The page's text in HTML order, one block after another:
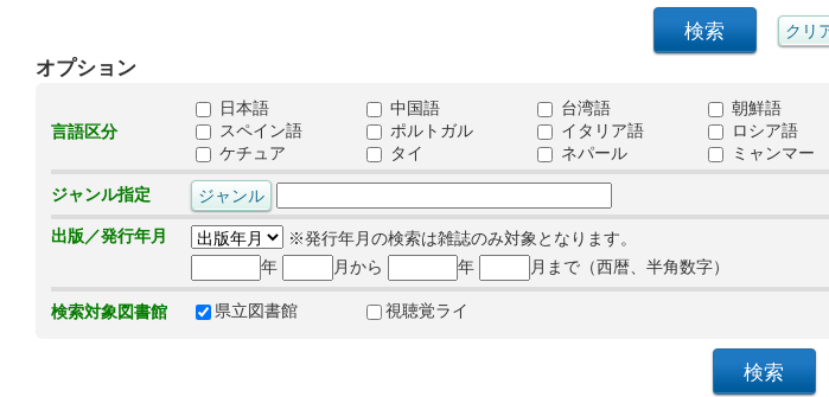
オプション
言語区分
日本語 中国語 台湾語 朝鮮語
スペイン語
ポルトガル イタリア語 ロシア語
ケチュア
タイ ネパール ミャンマー
ジャンル指定
出版／発行年月
※発行年月の検索は雑誌のみ対象となります。
年
月から 年 月まで（西暦、半角数字）
検索対象図書館 県立図書館 視聴覚ライ